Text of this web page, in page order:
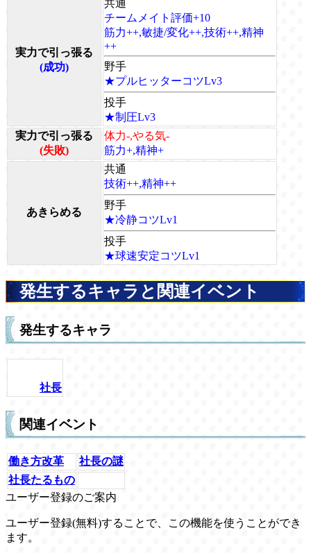
実力で引っ張る
(成功)
共通
チームメイト評価+10
筋力++,敏捷/変化++,技術++,精神
++
野手
★プルヒッターコツLv3
投手
★制圧Lv3
実力で引っ張る
(失敗)
体力-,やる気-
筋力+,精神+
あきらめる
共通
技術++,精神++
野手
★冷静コツLv1
投手
★球速安定コツLv1
発生するキャラと関連イベント
発生するキャラ
社長
関連イベント
働き方改革
社長の謎
社長たるもの
ユーザー登録のご案内
ユーザー登録(無料)することで、この機能を使うことができ
ます。